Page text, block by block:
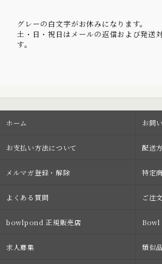
グレーの白文字がお休みになります。
土・日・祝日はメールの返信および発送
す。
ホーム お問
お支払い方法について 配送
メルマガ登録・解除 特定
よくある質問 ご注
bowlpond 正規販売店 Bowl
求人募集 類似